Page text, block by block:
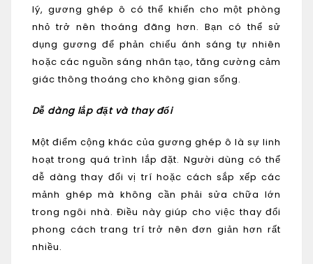
lý, gương ghép ô có thể khiến cho một phòng
nhỏ trở nên thoáng đãng hơn. Bạn có thể sử
dụng gương để phản chiếu ánh sáng tự nhiên
hoặc các nguồn sáng nhân tạo, tăng cường cảm
giác thông thoáng cho không gian sống.
Dễ dàng lắp đặt và thay đổi
Một điểm cộng khác của gương ghép ô là sự linh
hoạt trong quá trình lắp đặt. Người dùng có thể
dễ dàng thay đổi vị trí hoặc cách sắp xếp các
mảnh ghép mà không cần phải sửa chữa lớn
trong ngôi nhà. Điều này giúp cho việc thay đổi
phong cách trang trí trở nên đơn giản hơn rất
nhiều.